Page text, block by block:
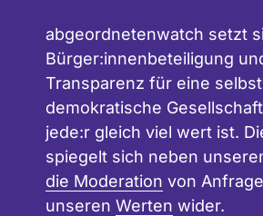
abgeordnetenwatch setzt
Bürger:innenbeteiligung
Transparenz für eine
demokratische
jede:r gleich viel wert ist.
spiegelt sich neben
die Moderation von
unseren Werten wider.